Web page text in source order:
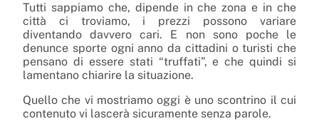
Tutti sappiamo che, dipende in che zona e in che
città ci troviamo, i prezzi possono variare
diventando davvero cari. E non sono poche le
denunce sporte ogni anno da cittadini o turisti che
pensano di essere stati “truffati”, e che quindi si
lamentano chiarire la situazione.
Quello che vi mostriamo oggi è uno scontrino il cui
contenuto vi lascerà sicuramente senza parole.